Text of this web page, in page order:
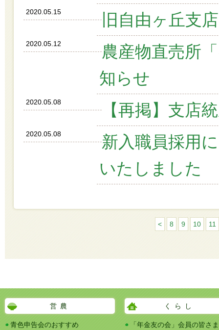
2020.05.15 旧自由ヶ丘支
2020.05.12
農産物直売所
知らせ
2020.05.08 【再掲】支店
2020.05.08
新入職員採用
いたしました
< 8 9 10 11
営農
青色申告会のおすすめ
くらし
「年金友の会」会員の皆さ